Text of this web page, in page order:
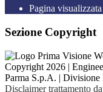
Pagina visualizzata
Sezione Copyright
Copyright 2026 |
Parma S.p.A. |
Disclaimer trattamento